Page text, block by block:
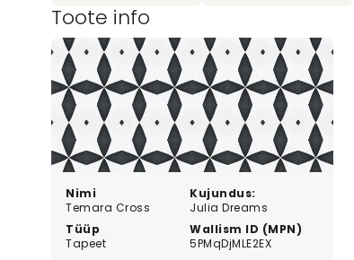
Toote info
Nimi
Temara Cross
Kujundus:
Julia Dreams
Tüüp
Tapeet
Wallism ID (MPN)
5PMqDjMLE2EX